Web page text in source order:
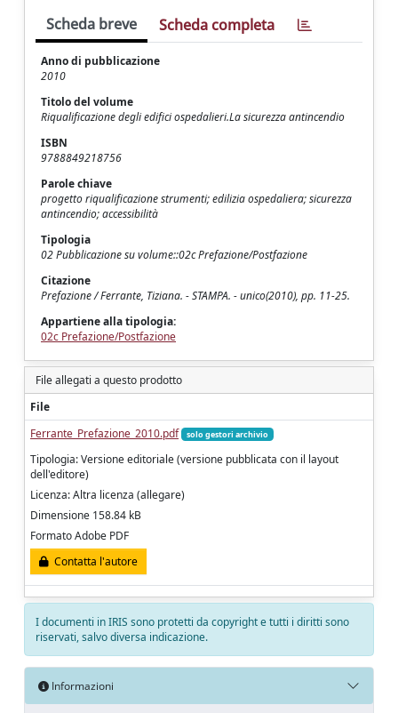
Scheda breve Scheda completa
Anno di pubblicazione
2010
Titolo del volume
Riqualificazione degli edifici ospedalieri.La sicurezza antincendio
ISBN
9788849218756
Parole chiave
progetto riqualificazione strumenti; edilizia ospedaliera; sicurezza
antincendio; accessibilità
Tipologia
02 Pubblicazione su volume::02c Prefazione/Postfazione
Citazione
Prefazione / Ferrante, Tiziana. - STAMPA. - unico(2010), pp. 11-25.
Appartiene alla tipologia:
02c Prefazione/Postfazione
File allegati a questo prodotto
File
Ferrante_Prefazione_2010.pdf
solo gestori archivio
Tipologia: Versione editoriale (versione pubblicata con il layout
dell'editore)
Licenza: Altra licenza (allegare)
Dimensione 158.84 kB
Formato Adobe PDF
Contatta l'autore
I documenti in IRIS sono protetti da copyright e tutti i diritti sono
riservati, salvo diversa indicazione.
Informazioni